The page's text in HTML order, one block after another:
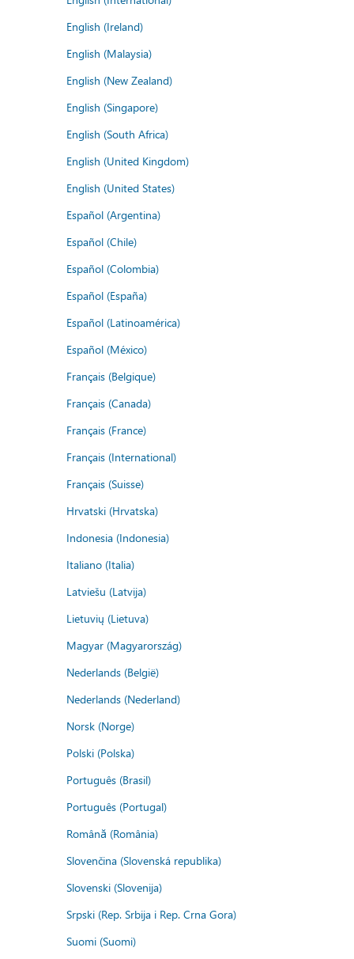
English (Ireland)
English (Malaysia)
English (New Zealand)
English (Singapore)
English (South Africa)
English (United Kingdom)
English (United States)
Español (Argentina)
Español (Chile)
Español (Colombia)
Español (España)
Español (Latinoamérica)
Español (México)
Français (Belgique)
Français (Canada)
Français (France)
Français (International)
Français (Suisse)
Hrvatski (Hrvatska)
Indonesia (Indonesia)
Italiano (Italia)
Latviešu (Latvija)
Lietuvių (Lietuva)
Magyar (Magyarország)
Nederlands (België)
Nederlands (Nederland)
Norsk (Norge)
Polski (Polska)
Português (Brasil)
Português (Portugal)
Română (România)
Slovenčina (Slovenská republika)
Slovenski (Slovenija)
Srpski (Rep. Srbija i Rep. Crna Gora)
Suomi (Suomi)